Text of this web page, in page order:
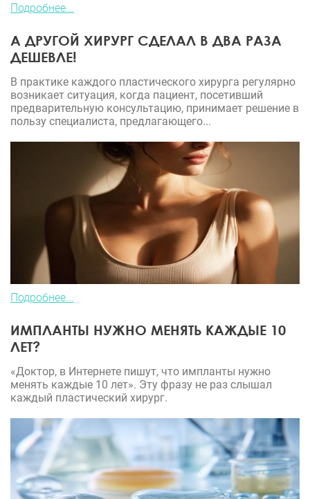
Подробнее...
А ДРУГОЙ ХИРУРГ СДЕЛАЛ В ДВА РАЗА
ДЕШЕВЛЕ!
В практике каждого пластического хирурга регулярно
возникает ситуация, когда пациент, посетивший
предварительную консультацию, принимает решение в
пользу специалиста, предлагающего...
Подробнее...
ИМПЛАНТЫ НУЖНО МЕНЯТЬ КАЖДЫЕ 10
ЛЕТ?
«Доктор, в Интернете пишут, что импланты нужно
менять каждые 10 лет». Эту фразу не раз слышал
каждый пластический хирург.